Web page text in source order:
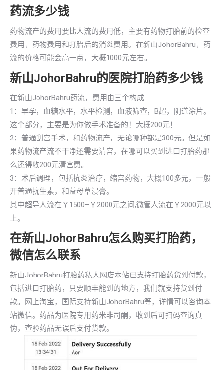
药流多少钱
药物流产的费用要比人流的费用低，主要有药物打胎前的检查
费用，药物费用和打胎后的消炎费用。在新山JohorBahru，药
流的价格可能会高一点，大概1000元左右。
新山JohorBahru的医院打胎药多少钱
在新山JohorBahru药流，费用由三个构成
1：早孕，血糖水平，水平检测，血液筛查，B超，阴道涂片。
这个部分，主要是为你做手术准备的！大概200元！
2：普通刮宫手术，和药物流产，无论哪种都是300元。但是如
果药物流产流不干净还需要清宫，在哪可以买到进口打胎药那
么还得收200元清宫费。
3：术后调理，包括抗炎治疗，缩宫药物，大概100多元，一般
开普通抗生素，和益母草浸膏。
其中超导人流在￥1500–￥2000元之间,微管人流在￥2000元以
上。
在新山JohorBahru怎么购买打胎药，
微信怎么联系
新山JohorBahru打胎药私人网店本站已支持打胎药货到付款，
包括进口打胎药，只要顺丰能到的地方，我们就支持货到付
款。网上淘宝，国际支持新山JohorBahru等，详情可以咨询本
站微信。药品为医院专用药米非司酮，收到后可扫码查询真
伪，查验药品无误后支付货款。